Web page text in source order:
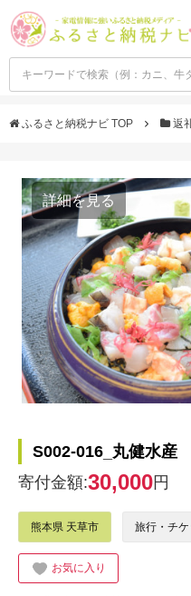
ふるさと納税ナビ TOP 返
詳細を見る
S002-016_丸健水
寄付金額:30,000円
熊本県 天草市 旅行・チ
お気に入り